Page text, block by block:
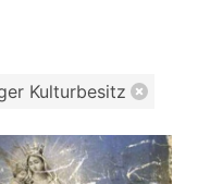
Kulturbesitz